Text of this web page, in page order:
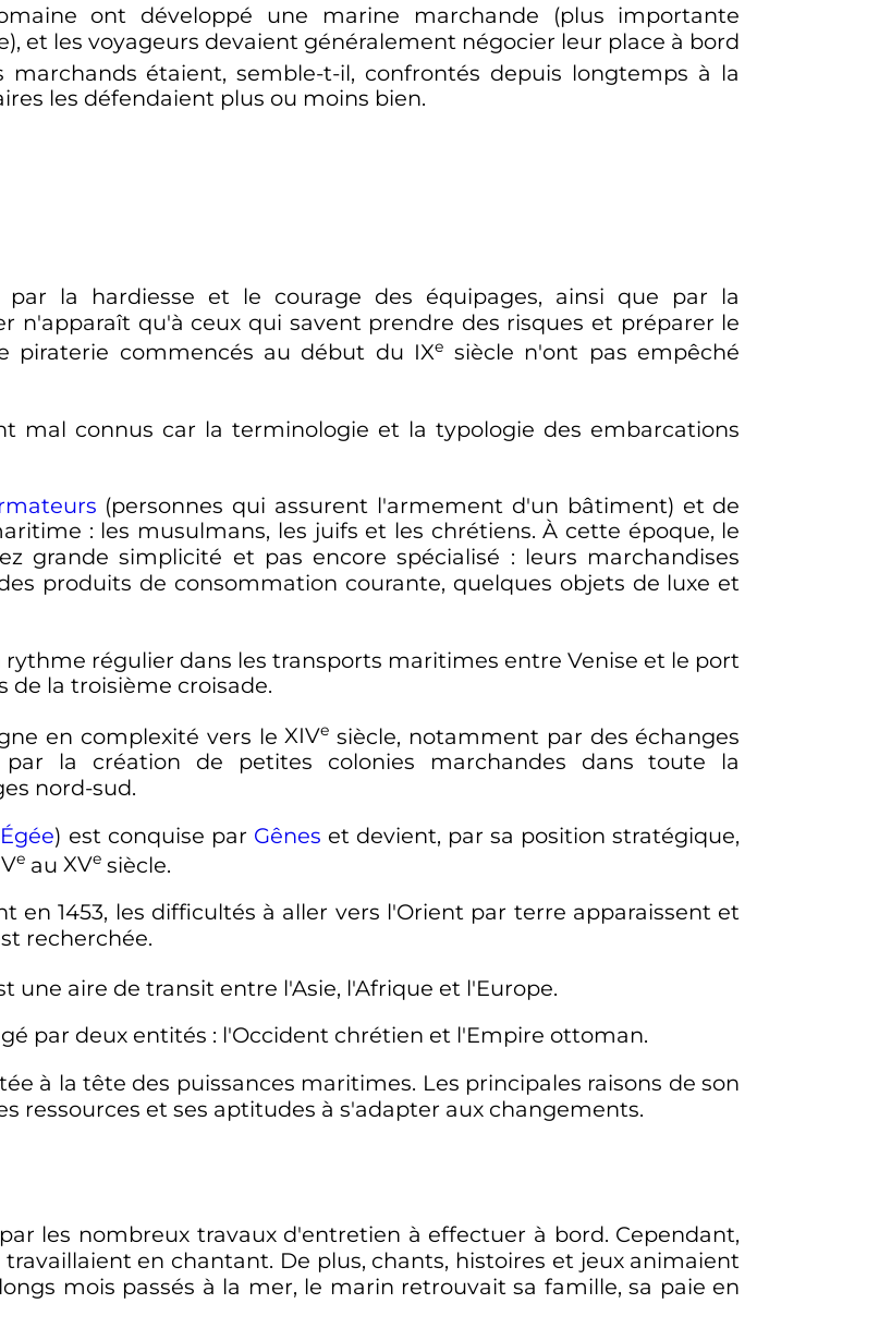
ont développé une marine marchande (plus importante
et les voyageurs devaient généralement négocier leur place à bord
marchands étaient, semble-t-il, confrontés depuis longtemps à la
les défendaient plus ou moins bien.
la hardiesse et le courage des équipages, ainsi que par la
n'apparaît qu'à ceux qui savent prendre des risques et préparer le
piraterie commencés au début du IXe siècle n'ont pas empêché
mal connus car la terminologie et la typologie des embarcations
(personnes qui assurent l'armement d'un bâtiment) et de
: les musulmans, les juifs et les chrétiens. À cette époque, le
grande simplicité et pas encore spécialisé : leurs marchandises
produits de consommation courante, quelques objets de luxe et
régulier dans les transports maritimes entre Venise et le port
de la troisième croisade.
en complexité vers leXIVe siècle, notamment par des échanges
la création de petites colonies marchandes dans toute la
nord-sud.
) est conquise par Gênes et devient, par sa position stratégique,
e au XVe siècle.
en 1453, les difficultés à aller vers l'Orient par terre apparaissent et
recherchée.
une aire de transit entre l'Asie, l'Afrique et l'Europe.
par deux entités : l'Occident chrétien et l'Empire ottoman.
à la tête des puissances maritimes. Les principales raisons de son
ressources et ses aptitudes à s'adapter aux changements.
les nombreux travaux d'entretien à effectuer à bord. Cependant,
en chantant. De plus, chants, histoires et jeux animaient
mois passés à la mer, le marin retrouvait sa famille, sa paie en